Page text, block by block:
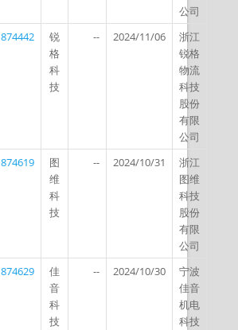
公司
874442
锐
格
科
技
-- 2024/11/06
浙江
锐格
物流
科技
股份
有限
公司
874619
图
维
科
技
-- 2024/10/31
浙江
图维
科技
股份
有限
公司
874629
佳
音
科
技
-- 2024/10/30
宁波
佳音
机电
科技